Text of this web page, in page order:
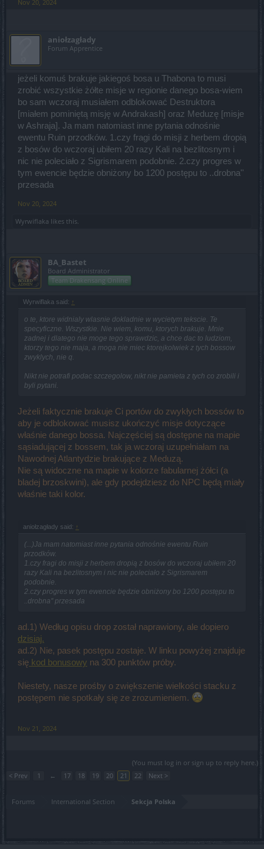
Nov 20, 2024
aniołzagłady
Forum Apprentice
jeżeli komuś brakuje jakiegoś bosa u Thabona to musi
zrobić wszystkie żółte misje w regionie danego bosa-wiem
bo sam wczoraj musiałem odblokować Destruktora
[miałem pominiętą misję w Andrakash] oraz Meduzę [misje
w Ashraja]. Ja mam natomiast inne pytania odnośnie
ewentu Ruin przodków. 1.czy fragi do misji z herbem dropią
z bosów do wczoraj ubiłem 20 razy Kali na bezlitosnym i
nic nie poleciało z Sigrismarem podobnie. 2.czy progres w
tym ewencie będzie obniżony bo 1200 postępu to ..drobna''
przesada
Nov 20, 2024
Wyrwiflaka likes this.
BA_Bastet
Board Administrator
Team Drakensang Online
Wyrwiflaka said: ↑
o te, ktore widnialy wlasnie dokladnie w wycietym tekscie. Te
specyficzne. Wszystkie. Nie wiem, komu, ktorych brakuje. Mnie
zadnej i dlatego nie moge tego sprawdzic, a chce dac to ludziom,
ktorzy tego nie maja, a moga nie miec ktorejkolwiek z tych bossow
zwyklych, nie q.
Nikt nie potrafi podac szczegolow, nikt nie pamieta z tych co zrobili i
byli pytani.
Jeżeli faktycznie brakuje Ci portów do zwykłych bossów to
aby je odblokować musisz ukończyć misje dotyczące
właśnie danego bossa. Najczęściej są dostępne na mapie
sąsiadującej z bossem, tak ja wczoraj uzupełniałam na
Nawodnej Atlantydzie brakujące z Meduzą.
Nie są widoczne na mapie w kolorze fabularnej żółci (a
bladej brzoskwini), ale gdy podejdziesz do NPC będą miały
właśnie taki kolor.
aniołzagłady said: ↑
(...)Ja mam natomiast inne pytania odnośnie ewentu Ruin
przodków.
1.czy fragi do misji z herbem dropią z bosów do wczoraj ubiłem 20
razy Kali na bezlitosnym i nic nie poleciało z Sigrismarem
podobnie.
2.czy progres w tym ewencie będzie obniżony bo 1200 postępu to
..drobna'' przesada
ad.1) Według opisu drop został naprawiony, ale dopiero
dzisiaj.
ad.2) Nie, pasek postępu zostaje. W linku powyżej znajduje
się kod bonusowy na 300 punktów próby.
Niestety, nasze prośby o zwiększenie wielkości stacku z
postępem nie spotkały się ze zrozumieniem.
Nov 21, 2024
(You must log in or sign up to reply here.)
< Prev
1 ← 17 18 19 20 21 22 Next >
Forums International Section Sekcja Polska